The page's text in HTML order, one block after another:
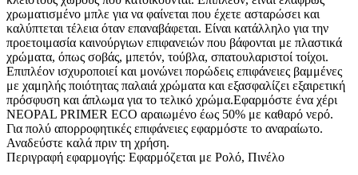
χρωματισμένο μπλε για να φαίνεται που έχετε ασταρώσει και
καλύπτεται τέλεια όταν επαναβάφεται. Είναι κατάλληλο για την
προετοιμασία καινούργιων επιφανειών που βάφονται με πλαστικά
χρώματα, όπως σοβάς, μπετόν, τούβλα, σπατουλαριστοί τοίχοι.
Επιπλέον ισχυροποιεί και μονώνει πορώδεις επιφάνειες βαμμένες
με χαμηλής ποιότητας παλαιά χρώματα και εξασφαλίζει εξαιρετική
πρόσφυση και άπλωμα για το τελικό χρώμα.Εφαρμόστε ένα χέρι
NEOPAL PRIMER ECO αραιωμένο έως 50% με καθαρό νερό.
Για πολύ απορροφητικές επιφάνειες εφαρμόστε το αναραίωτο.
Αναδεύστε καλά πριν τη χρήση.
Περιγραφή εφαρμογής: Εφαρμόζεται με Ρολό, Πινέλο